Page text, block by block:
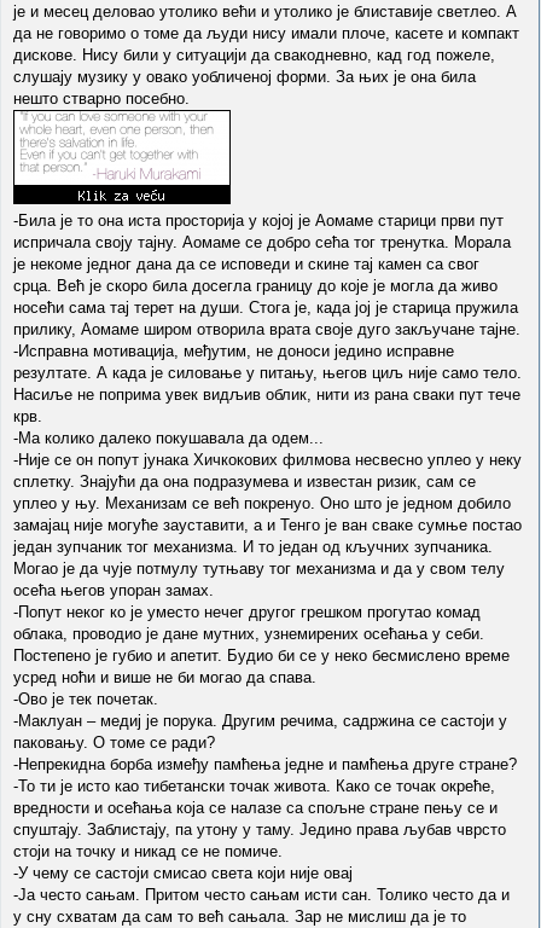
је и месец деловао утолико већи и утолико је блиставије светлео. А
да не говоримо о томе да људи нису имали плоче, касете и компакт
дискове. Нису били у ситуацији да свакодневно, кад год пожеле,
слушају музику у овако уобличеној форми. За њих је она била
нешто стварно посебно.
-Била је то она иста просторија у којој је Аомаме старици први пут
испричала своју тајну. Аомаме се добро сећа тог тренутка. Морала
је некоме једног дана да се исповеди и скине тај камен са свог
срца. Већ је скоро била досегла границу до које је могла да живо
носећи сама тај терет на души. Стога је, када јој је старица пружила
прилику, Аомаме широм отворила врата своје дуго закључане тајне.
-Исправна мотивација, међутим, не доноси једино исправне
резултате. А када је силовање у питању, његов циљ није само тело.
Насиље не поприма увек видљив облик, нити из рана сваки пут тече
крв.
-Ма колико далеко покушавала да одем...
-Није се он попут јунака Хичкокових филмова несвесно уплео у неку
сплетку. Знајући да она подразумева и известан ризик, сам се
уплео у њу. Механизам се већ покренуо. Оно што је једном добило
замајац није могуће зауставити, а и Тенго је ван сваке сумње постао
један зупчаник тог механизма. И то један од кључних зупчаника.
Могао је да чује потмулу тутњаву тог механизма и да у свом телу
осећа његов упоран замах.
-Попут неког ко је уместо нечег другог грешком прогутао комад
облака, проводио је дане мутних, узнемирених осећања у себи.
Постепено је губио и апетит. Будио би се у неко бесмислено време
усред ноћи и више не би могао да спава.
-Ово је тек почетак.
-Маклуан – медиј је порука. Другим речима, садржина се састоји у
паковању. О томе се ради?
-Непрекидна борба између памћења једне и памћења друге стране?
-То ти је исто као тибетански точак живота. Како се точак окреће,
вредности и осећања која се налазе са спољне стране пењу се и
спуштају. Заблистају, па утону у таму. Једино права љубав чврсто
стоји на точку и никад се не помиче.
-У чему се састоји смисао света који није овај
-Ја често сањам. Притом често сањам исти сан. Толико често да и
у сну схватам да сам то већ сањала. Зар не мислиш да је то